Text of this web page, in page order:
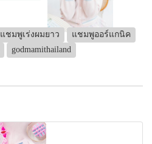
แชมพูเร่งผมยาว
แชมพูออร์แกนิค
godmamithailand